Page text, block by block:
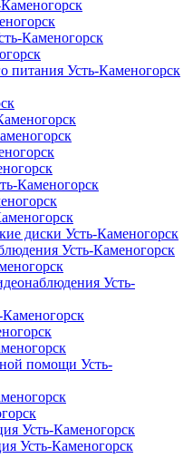
Каменогорск
питания Усть-Каменогорск
Каменогорск
диски Усть-Каменогорск
Усть-Каменогорск
Усть-
помощи Усть-
Усть-Каменогорск
Усть-Каменогорск